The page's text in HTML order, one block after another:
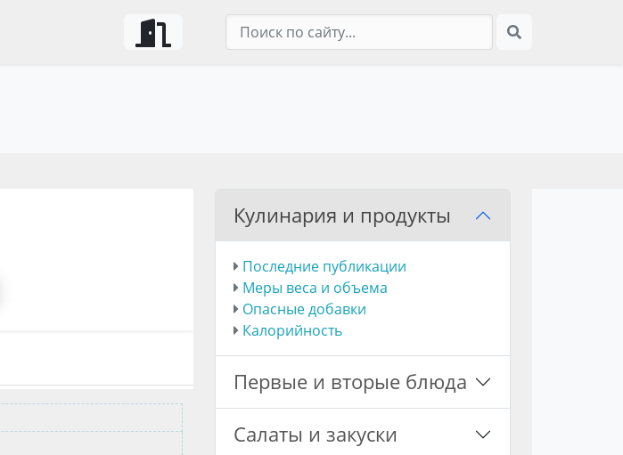
Кулинария и продукты
Последние публикации
Меры веса и объема
Опасные добавки
Калорийность
Первые и вторые блюда
Салаты и закуски